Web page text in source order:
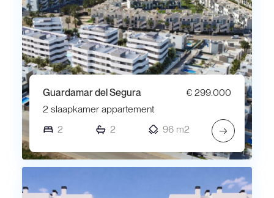
Guardamar del Segura
€ 299.000
2 slaapkamer appartement
2
2 96 m2 →